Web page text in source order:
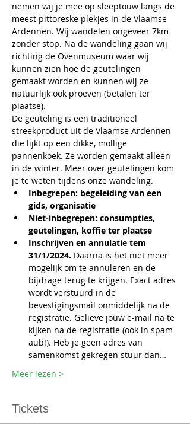
nemen wij je mee op sleeptouw langs de
meest pittoreske plekjes in de Vlaamse
Ardennen. Wij wandelen ongeveer 7km
zonder stop. Na de wandeling gaan wij
richting de Ovenmuseum waar wij
kunnen zien hoe de geutelingen
gemaakt worden en kunnen wij ze
natuurlijk ook proeven (betalen ter
plaatse).
De geuteling is een traditioneel
streekproduct uit de Vlaamse Ardennen
die lijkt op een dikke, mollige
pannenkoek. Ze worden gemaakt alleen
in de winter. Meer over geutelingen kom
je te weten tijdens onze wandeling.
Inbegrepen: begeleiding van een
gids, organisatie
Niet-inbegrepen: consumpties,
geutelingen, koffie ter plaatse
Inschrijven en annulatie tem
31/1/2024. Daarna is het niet meer
mogelijk om te annuleren en de
bijdrage terug te krijgen. Exact adres
wordt verstuurd in de
bevestigingsmail onmiddelijk na de
registratie. Gelieve jouw e-mail na te
kijken na de registratie (ook in spam
aub!). Heb je geen adres van
samenkomst gekregen stuur dan…
Meer lezen >
Tickets